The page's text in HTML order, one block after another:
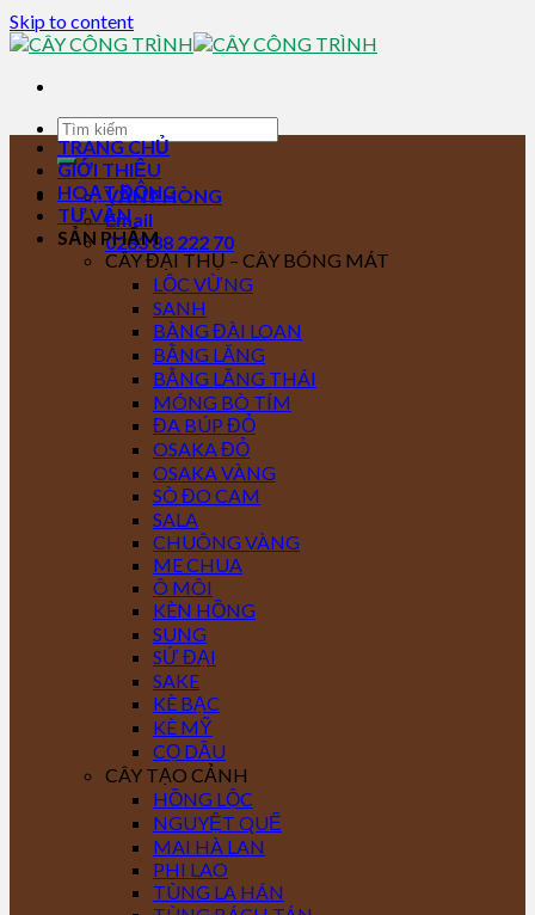
Skip to content
VĂN PHÒNG
Email
0283 88 222 70
TRANG CHỦ
GIỚI THIỆU
HOẠT ĐỘNG
TƯ VẤN
SẢN PHẨM
CÂY ĐẠI THỤ – CÂY BÓNG MÁT
LỘC VỪNG
SANH
BÀNG ĐÀI LOAN
BẰNG LĂNG
BẰNG LĂNG THÁI
MÓNG BÒ TÍM
ĐA BÚP ĐỎ
OSAKA ĐỎ
OSAKA VÀNG
SÒ ĐO CAM
SALA
CHUÔNG VÀNG
ME CHUA
Ô MÔI
KÈN HỒNG
SUNG
SỨ ĐẠI
SAKE
KÈ BẠC
KÈ MỸ
CỌ DẦU
CÂY TẠO CẢNH
HỒNG LỘC
NGUYỆT QUẾ
MAI HÀ LAN
PHI LAO
TÙNG LA HÁN